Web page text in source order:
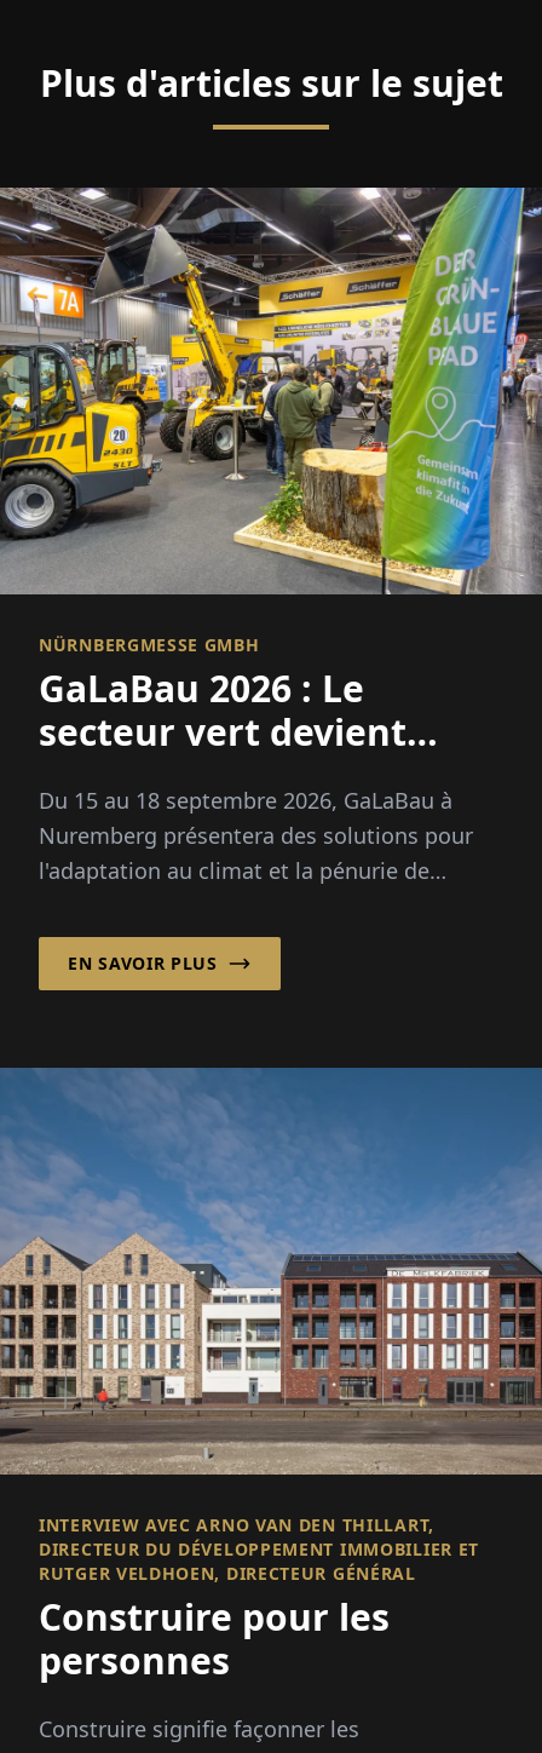
Plus d'articles sur le sujet
NÜRNBERGMESSE GMBH
GaLaBau 2026 : Le
secteur vert devient
Du 15 au 18 septembre 2026, GaLaBau à
Nuremberg présentera des solutions pour
l'adaptation au climat et la pénurie de
espace futur pour la numérisation et l'IA.
EN SAVOIR PLUS
INTERVIEW AVEC ARNO VAN DEN THILLART,
DIRECTEUR DU DÉVELOPPEMENT IMMOBILIER ET
RUTGER VELDHOEN, DIRECTEUR GÉNÉRAL
Construire pour les
personnes
Construire signifie façonner les